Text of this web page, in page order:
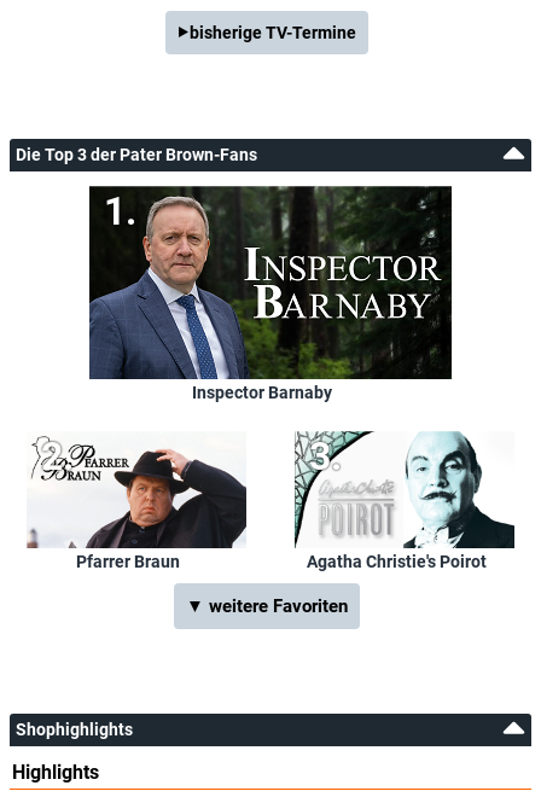
bisherige TV-Termine
Die Top 3 der Pater Brown-Fans
Inspector Barnaby
Pfarrer Braun Agatha Christie's Poirot
▼ weitere Favoriten
Shophighlights
Highlights